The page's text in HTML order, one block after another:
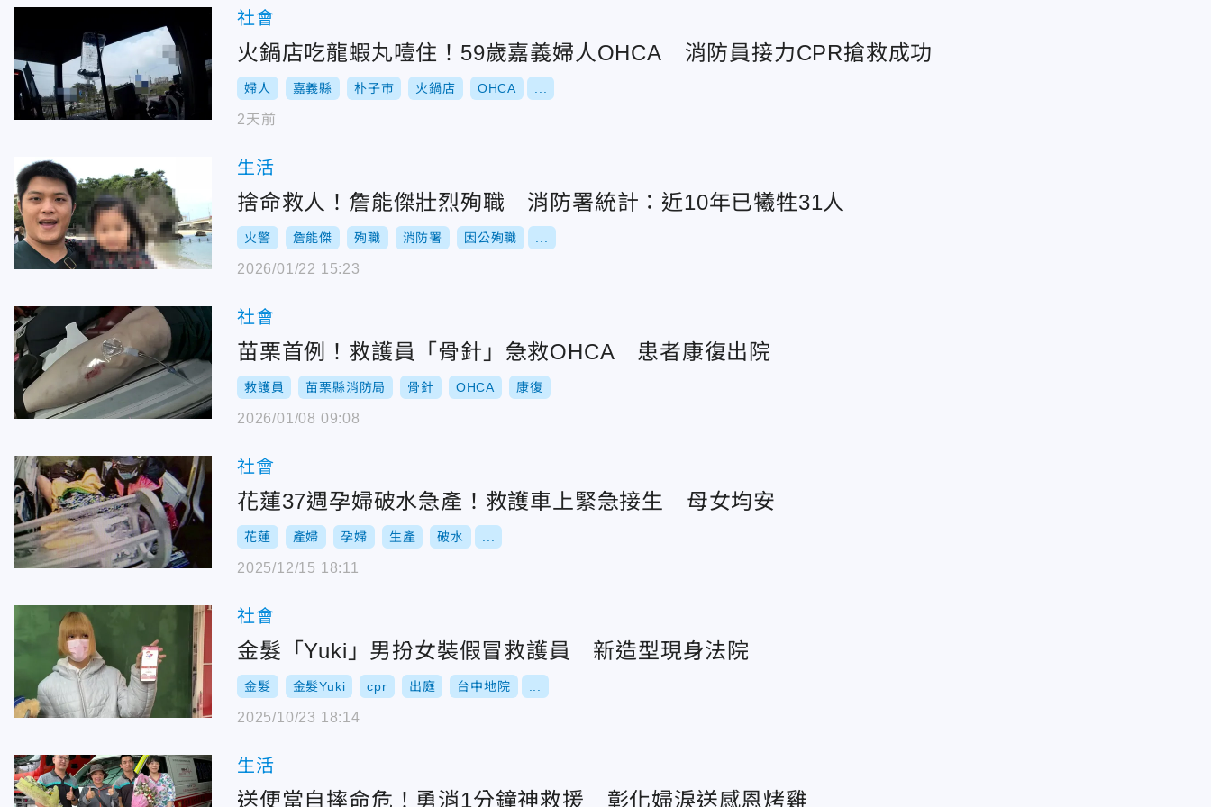
社會
火鍋店吃龍蝦丸噎住！59歲嘉義婦人OHCA 消防員接力CPR搶救成功
婦人 嘉義縣 朴子市 火鍋店 OHCA
2天前
生活
捨命救人！詹能傑壯烈殉職 消防署統計：近10年已犧牲31人
火警 詹能傑 殉職 消防署 因公殉職
2026/01/22 15:23
社會
苗栗首例！救護員「骨針」急救OHCA 患者康復出院
救護員 苗栗縣消防局 骨針 OHCA 康復
2026/01/08 09:08
社會
花蓮37週孕婦破水急產！救護車上緊急接生 母女均安
花蓮 產婦 孕婦 生產 破水
2025/12/15 18:11
社會
金髮「Yuki」男扮女裝假冒救護員 新造型現身法院
金髮 金髮Yuki cpr 出庭 台中地院
2025/10/23 18:14
生活
送便當自摔命危！勇消1分鐘神救援 彰化婦淚送感恩烤雞